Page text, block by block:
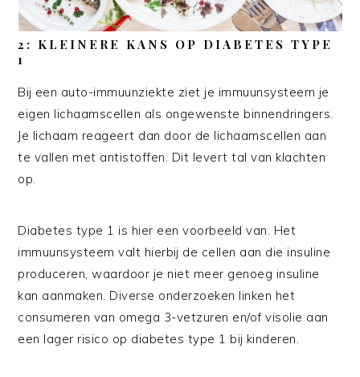
2: KLEINERE KANS OP DIABETES TYPE
1
Bij een auto-immuunziekte ziet je immuunsysteem je
eigen lichaamscellen als ongewenste binnendringers.
Je lichaam reageert dan door de lichaamscellen aan
te vallen met antistoffen. Dit levert tal van klachten
op.
Diabetes type 1 is hier een voorbeeld van. Het
immuunsysteem valt hierbij de cellen aan die insuline
produceren, waardoor je niet meer genoeg insuline
kan aanmaken. Diverse onderzoeken linken het
consumeren van omega 3-vetzuren en/of visolie aan
een lager risico op diabetes type 1 bij kinderen.